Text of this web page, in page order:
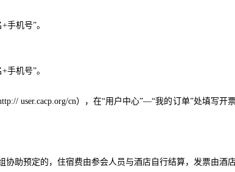
手机号”。
手机号”。
user.cacp.org/cn），在“用户中心”—“我的订单”处填写开
助预定的，住宿费由参会人员与酒店自行结算，发票由酒